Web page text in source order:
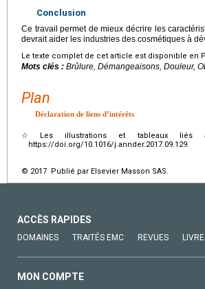
Conclusion
Ce travail permet de mieux décrire les
devrait aider les industries des cosmétiques à
Le texte complet de cet article est disponible en
Mots clés : Brûlure, Démangeaisons, Douleur,
Plan
Déclaration de liens d’intérêts
☆
Les illustrations et tableaux liés
https://doi.org/10.1016/j.annder.2017.09.129.
© 2017 Publié par Elsevier Masson SAS.
ACCÈS RAPIDES
DOMAINES TRAITÉS EMC REVUES
MON COMPTE